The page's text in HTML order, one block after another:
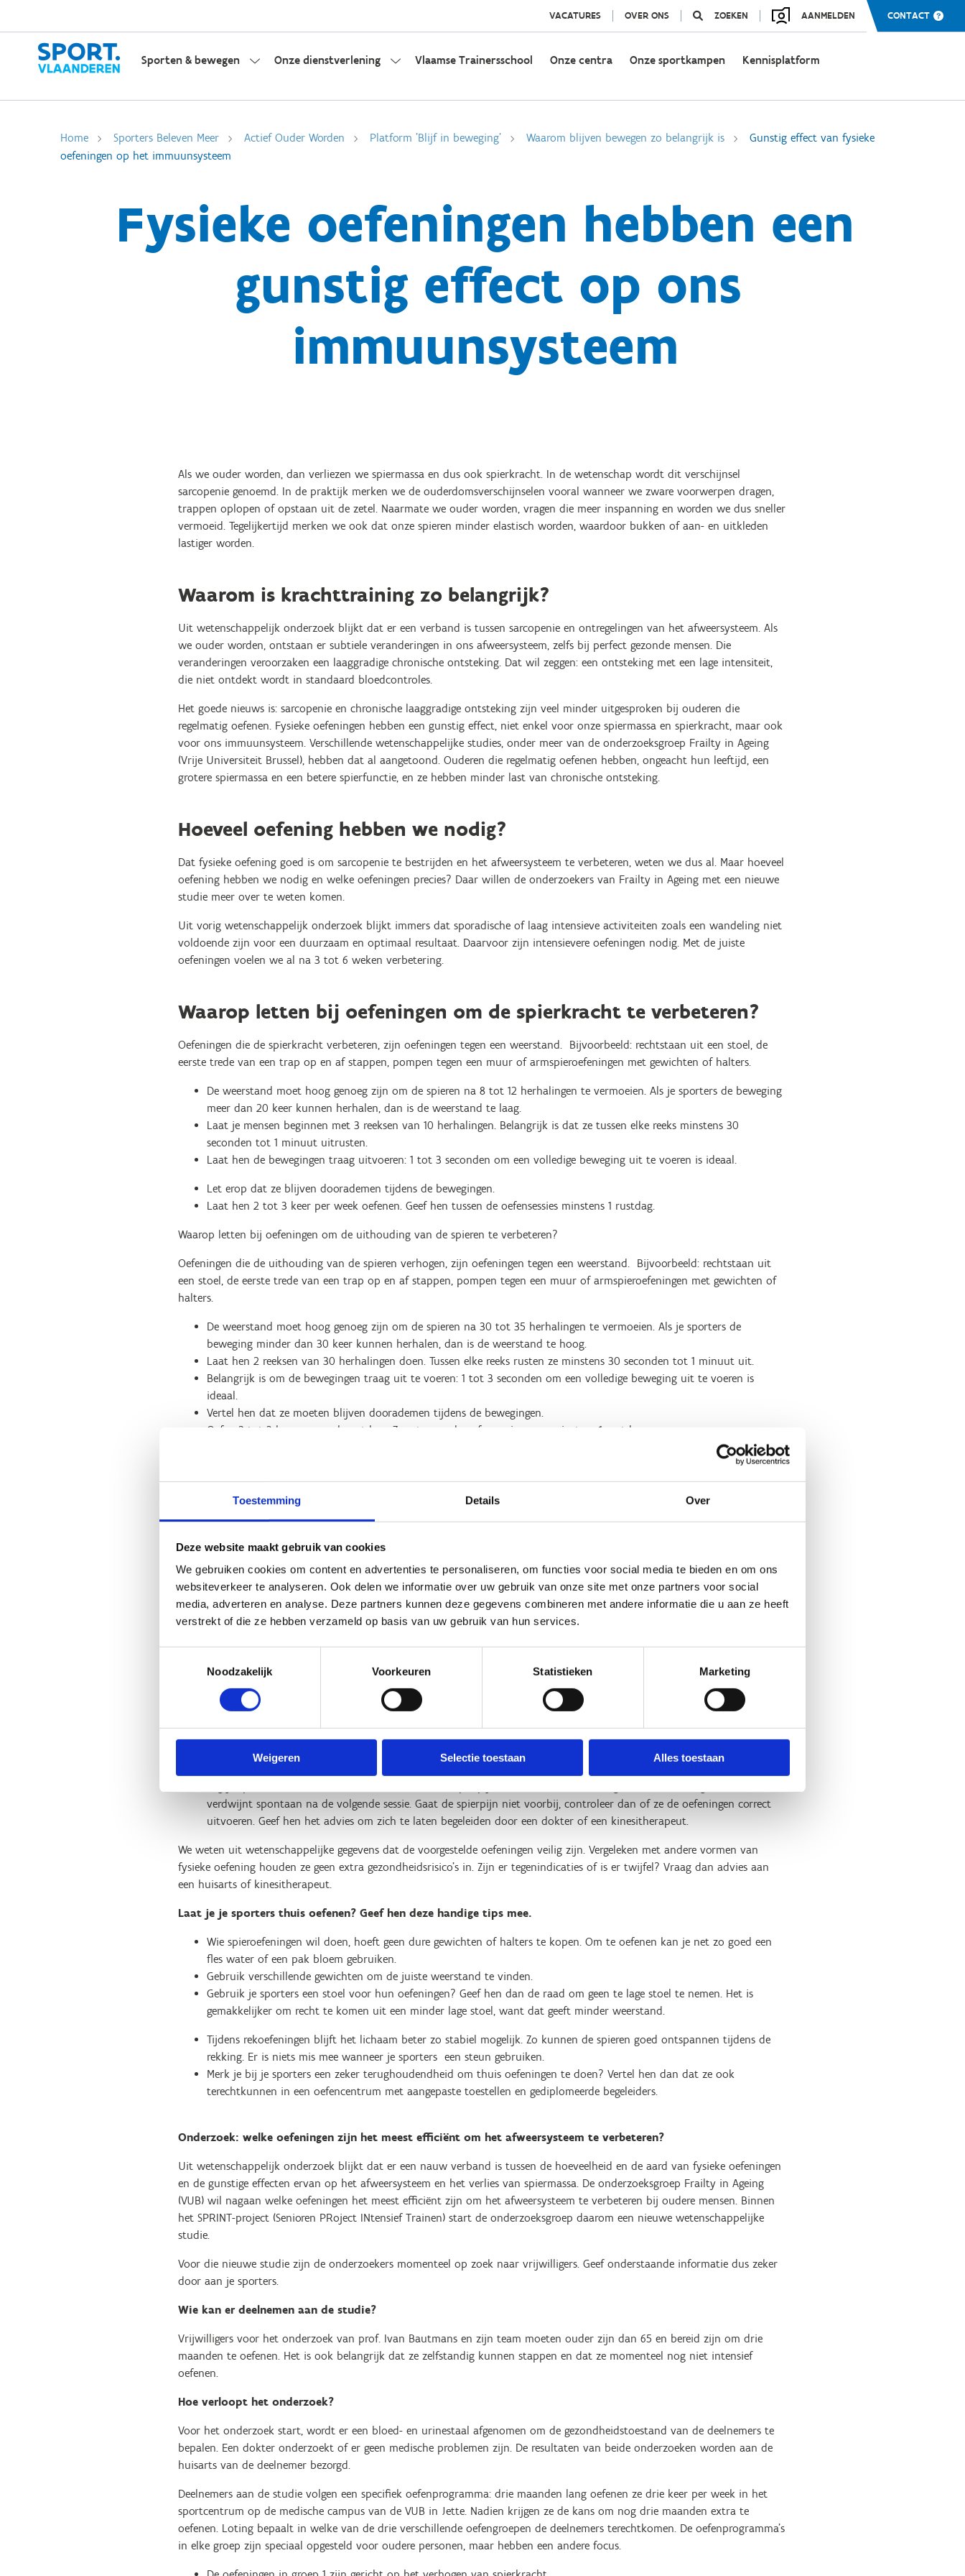
Toestemming Details Over
Deze website maakt gebruik van cookies
We gebruiken cookies om content en advertenties te personaliseren, om functies voor social media te bieden en om ons
websiteverkeer te analyseren. Ook delen we informatie over uw gebruik van onze site met onze partners voor social
media, adverteren en analyse. Deze partners kunnen deze gegevens combineren met andere informatie die u aan ze heeft
verstrekt of die ze hebben verzameld op basis van uw gebruik van hun services.
Noodzakelijk
Voorkeuren Statistieken Marketing
Weigeren Selectie toestaan Alles toestaan
VACATURES OVER ONS ZOEKEN AANMELDEN CONTACT
Sporten & bewegen Onze dienstverlening Vlaamse Trainersschool Onze centra Onze sportkampen Kennisplatform
Home Sporters Beleven Meer Actief Ouder Worden Platform 'Blijf in beweging' Waarom blijven bewegen zo belangrijk is
Gunstig effect van fysieke
oefeningen op het immuunsysteem
Fysieke oefeningen hebben een
gunstig effect op ons
immuunsysteem
Als we ouder worden, dan verliezen we spiermassa en dus ook spierkracht. In de wetenschap wordt dit verschijnsel
sarcopenie genoemd. In de praktijk merken we de ouderdomsverschijnselen vooral wanneer we zware voorwerpen dragen,
trappen oplopen of opstaan uit de zetel. Naarmate we ouder worden, vragen die meer inspanning en worden we dus sneller
vermoeid. Tegelijkertijd merken we ook dat onze spieren minder elastisch worden, waardoor bukken of aan- en uitkleden
lastiger worden.
Waarom is krachttraining zo belangrijk?
Uit wetenschappelijk onderzoek blijkt dat er een verband is tussen sarcopenie en ontregelingen van het afweersysteem. Als
we ouder worden, ontstaan er subtiele veranderingen in ons afweersysteem, zelfs bij perfect gezonde mensen. Die
veranderingen veroorzaken een laaggradige chronische ontsteking. Dat wil zeggen: een ontsteking met een lage intensiteit,
die niet ontdekt wordt in standaard bloedcontroles.
Het goede nieuws is: sarcopenie en chronische laaggradige ontsteking zijn veel minder uitgesproken bij ouderen die
regelmatig oefenen. Fysieke oefeningen hebben een gunstig effect, niet enkel voor onze spiermassa en spierkracht, maar ook
voor ons immuunsysteem. Verschillende wetenschappelijke studies, onder meer van de onderzoeksgroep Frailty in Ageing
(Vrije Universiteit Brussel), hebben dat al aangetoond. Ouderen die regelmatig oefenen hebben, ongeacht hun leeftijd, een
grotere spiermassa en een betere spierfunctie, en ze hebben minder last van chronische ontsteking.
Hoeveel oefening hebben we nodig?
Dat fysieke oefening goed is om sarcopenie te bestrijden en het afweersysteem te verbeteren, weten we dus al. Maar hoeveel
oefening hebben we nodig en welke oefeningen precies? Daar willen de onderzoekers van Frailty in Ageing met een nieuwe
studie meer over te weten komen.
Uit vorig wetenschappelijk onderzoek blijkt immers dat sporadische of laag intensieve activiteiten zoals een wandeling niet
voldoende zijn voor een duurzaam en optimaal resultaat. Daarvoor zijn intensievere oefeningen nodig. Met de juiste
oefeningen voelen we al na 3 tot 6 weken verbetering.
Waarop letten bij oefeningen om de spierkracht te verbeteren?
Oefeningen die de spierkracht verbeteren, zijn oefeningen tegen een weerstand. Bijvoorbeeld: rechtstaan uit een stoel, de
eerste trede van een trap op en af stappen, pompen tegen een muur of armspieroefeningen met gewichten of halters.
De weerstand moet hoog genoeg zijn om de spieren na 8 tot 12 herhalingen te vermoeien. Als je sporters de beweging
meer dan 20 keer kunnen herhalen, dan is de weerstand te laag.
Laat je mensen beginnen met 3 reeksen van 10 herhalingen. Belangrijk is dat ze tussen elke reeks minstens 30
seconden tot 1 minuut uitrusten.
Laat hen de bewegingen traag uitvoeren: 1 tot 3 seconden om een volledige beweging uit te voeren is ideaal.
Let erop dat ze blijven doorademen tijdens de bewegingen.
Laat hen 2 tot 3 keer per week oefenen. Geef hen tussen de oefensessies minstens 1 rustdag.
Waarop letten bij oefeningen om de uithouding van de spieren te verbeteren?
Oefeningen die de uithouding van de spieren verhogen, zijn oefeningen tegen een weerstand. Bijvoorbeeld: rechtstaan uit
een stoel, de eerste trede van een trap op en af stappen, pompen tegen een muur of armspieroefeningen met gewichten of
halters.
De weerstand moet hoog genoeg zijn om de spieren na 30 tot 35 herhalingen te vermoeien. Als je sporters de
beweging minder dan 30 keer kunnen herhalen, dan is de weerstand te hoog.
Laat hen 2 reeksen van 30 herhalingen doen. Tussen elke reeks rusten ze minstens 30 seconden tot 1 minuut uit.
Belangrijk is om de bewegingen traag uit te voeren: 1 tot 3 seconden om een volledige beweging uit te voeren is
ideaal.
Vertel hen dat ze moeten blijven doorademen tijdens de bewegingen.
Oefen 2 tot 3 keer per week met hen. Zorg tussen de oefensessies voor minstens 1 rustdag.
Bijvoorbeeld: breng de hiel naar de bil om de voorste dijbeenspieren te rekken. Of toon hoe je de kuitspieren kan rekken. Sta
De rekoefening moet voldoende intensief zijn om een spanningsgevoel in de spier tot stand te brengen. Als de
oefening pijn veroorzaakt, is de rekking te intensief.
Laat 3 rekkingen per spier doen. Voorzie tussen de rekoefeningen minstens 30 seconden tot 1 minuut rusttijd.
Laat je sporters de spanning (rekking) gedurende 30 tot 60 seconden vasthouden. Benadruk dat het belangrijk is om
Elke oefensessie begint met een goede voorbereiding
Voorzie je een houvast voor evenwichtsoefeningen, zorg er dan voor dat die stabiel is.
verdwijnt spontaan na de volgende sessie. Gaat de spierpijn niet voorbij, controleer dan of ze de oefeningen correct
uitvoeren. Geef hen het advies om zich te laten begeleiden door een dokter of een kinesitherapeut.
We weten uit wetenschappelijke gegevens dat de voorgestelde oefeningen veilig zijn. Vergeleken met andere vormen van
fysieke oefening houden ze geen extra gezondheidsrisico’s in. Zijn er tegenindicaties of is er twijfel? Vraag dan advies aan
een huisarts of kinesitherapeut.
Laat je je sporters thuis oefenen? Geef hen deze handige tips mee.
Wie spieroefeningen wil doen, hoeft geen dure gewichten of halters te kopen. Om te oefenen kan je net zo goed een
fles water of een pak bloem gebruiken.
Gebruik verschillende gewichten om de juiste weerstand te vinden.
Gebruik je sporters een stoel voor hun oefeningen? Geef hen dan de raad om geen te lage stoel te nemen. Het is
gemakkelijker om recht te komen uit een minder lage stoel, want dat geeft minder weerstand.
Tijdens rekoefeningen blijft het lichaam beter zo stabiel mogelijk. Zo kunnen de spieren goed ontspannen tijdens de
rekking. Er is niets mis mee wanneer je sporters een steun gebruiken.
Merk je bij je sporters een zeker terughoudendheid om thuis oefeningen te doen? Vertel hen dan dat ze ook
terechtkunnen in een oefencentrum met aangepaste toestellen en gediplomeerde begeleiders.
Onderzoek: welke oefeningen zijn het meest efficiënt om het afweersysteem te verbeteren?
Uit wetenschappelijk onderzoek blijkt dat er een nauw verband is tussen de hoeveelheid en de aard van fysieke oefeningen
en de gunstige effecten ervan op het afweersysteem en het verlies van spiermassa. De onderzoeksgroep Frailty in Ageing
(VUB) wil nagaan welke oefeningen het meest efficiënt zijn om het afweersysteem te verbeteren bij oudere mensen. Binnen
het SPRINT-project (Senioren PRoject INtensief Trainen) start de onderzoeksgroep daarom een nieuwe wetenschappelijke
studie.
Voor die nieuwe studie zijn de onderzoekers momenteel op zoek naar vrijwilligers. Geef onderstaande informatie dus zeker
door aan je sporters.
Wie kan er deelnemen aan de studie?
Vrijwilligers voor het onderzoek van prof. Ivan Bautmans en zijn team moeten ouder zijn dan 65 en bereid zijn om drie
maanden te oefenen. Het is ook belangrijk dat ze zelfstandig kunnen stappen en dat ze momenteel nog niet intensief
oefenen.
Hoe verloopt het onderzoek?
Voor het onderzoek start, wordt er een bloed- en urinestaal afgenomen om de gezondheidstoestand van de deelnemers te
bepalen. Een dokter onderzoekt of er geen medische problemen zijn. De resultaten van beide onderzoeken worden aan de
huisarts van de deelnemer bezorgd.
Deelnemers aan de studie volgen een specifiek oefenprogramma: drie maanden lang oefenen ze drie keer per week in het
sportcentrum op de medische campus van de VUB in Jette. Nadien krijgen ze de kans om nog drie maanden extra te
oefenen. Loting bepaalt in welke van de drie verschillende oefengroepen de deelnemers terechtkomen. De oefenprogramma’s
in elke groep zijn speciaal opgesteld voor oudere personen, maar hebben een andere focus.